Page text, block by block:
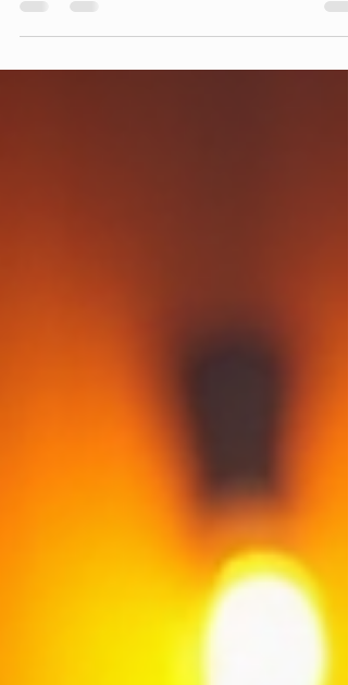
Artists und Producer und Künstler aus München
und Umgebung vor. Egal ob Rap, Hiphop,...